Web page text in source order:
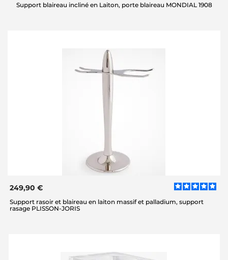
Support blaireau incliné en Laiton, porte blaireau MONDIAL 1908
249,90 €
Support rasoir et blaireau en laiton massif et palladium, support
rasage PLISSON-JORIS